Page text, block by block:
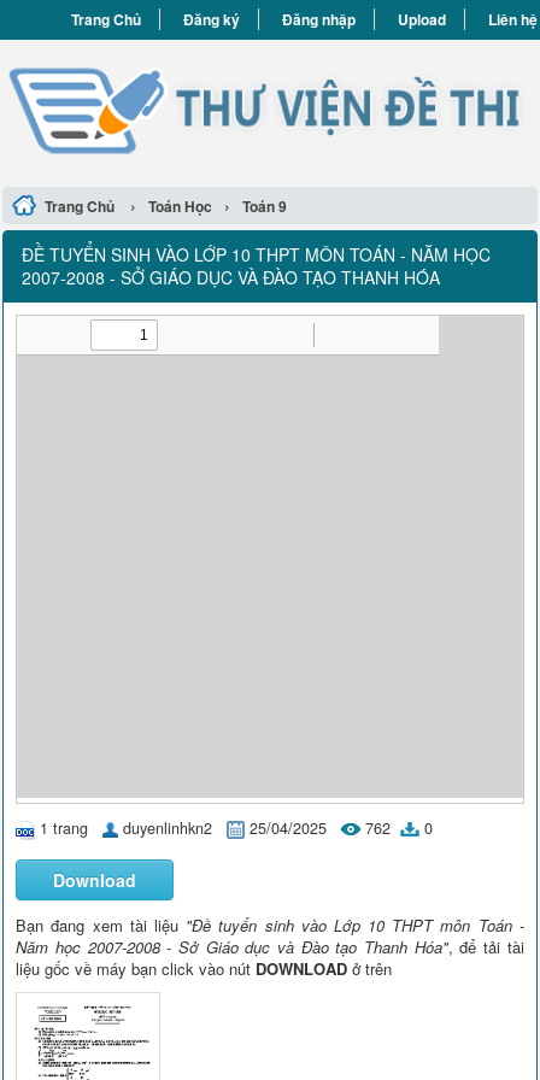
Trang Chủ Đăng ký Đăng nhập Upload Liên hệ
Trang Chủ › Toán Học › Toán 9
ĐỀ TUYỂN SINH VÀO LỚP 10 THPT MÔN TOÁN - NĂM HỌC
2007-2008 - SỞ GIÁO DỤC VÀ ĐÀO TẠO THANH HÓA
1 trang duyenlinhkn2 25/04/2025 762 0
Download
Bạn đang xem tài liệu "Đề tuyển sinh vào Lớp 10 THPT môn Toán -
Năm học 2007-2008 - Sở Giáo dục và Đào tạo Thanh Hóa", để tải tài
liệu gốc về máy bạn click vào nút DOWNLOAD ở trên